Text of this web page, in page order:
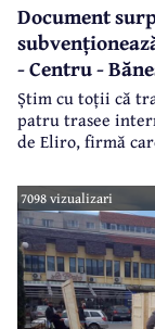
Document
- Centru -
Știm cu toții că
patru trasee
de Eliro, firmă
2020. Și mai știm
anual
populație pe
Local. Dar ceea
că între Primăria
care
bilete pentru
7098 vizualizari